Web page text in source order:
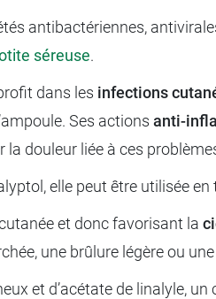
antibactériennes,
séreuse.
dans les infections
Ses actions anti-
la douleur liée à ces
elle peut être utilisée
et donc favorisant la
une brûlure légère ou une
et d’acétate de linalyle,